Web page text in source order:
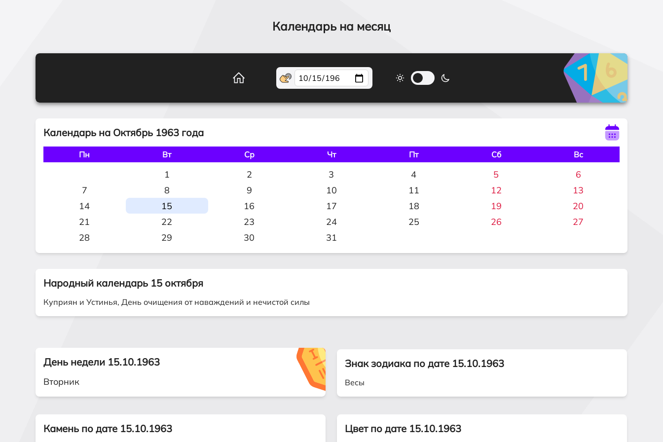
Календарь на месяц
Календарь на Октябрь 1963 года
Пн Вт Ср Чт Пт Сб Вс
1 2 3 4 5
6
7
8 9 10 11 12
13
14
15 16 17 18 19
20
21
22 23 24 25 26
27
28
29 30 31
Народный календарь 15 октября
Куприян и Устинья, День очищения от наваждений и нечистой силы
День недели 15.10.1963
Вторник
Знак зодиака по дате 15.10.1963
Весы
Камень по дате 15.10.1963 Цвет по дате 15.10.1963